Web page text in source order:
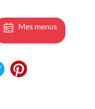
Mes menus